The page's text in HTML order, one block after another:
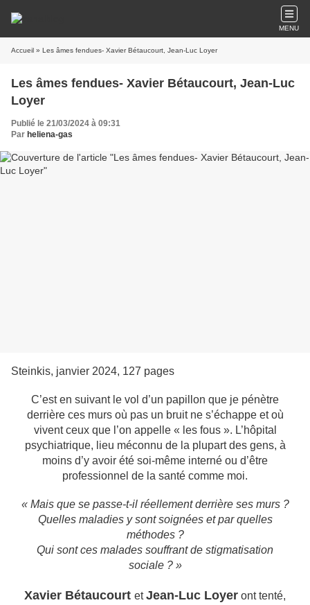
MENU
Accueil » Les âmes fendues- Xavier Bétaucourt, Jean-Luc Loyer
Les âmes fendues- Xavier Bétaucourt, Jean-Luc
Loyer
Publié le 21/03/2024 à 09:31
Par heliena-gas
Steinkis, janvier 2024, 127 pages
C’est en suivant le vol d’un papillon que je pénètre
derrière ces murs où pas un bruit ne s’échappe et où
vivent ceux que l’on appelle « les fous ». L’hôpital
psychiatrique, lieu méconnu de la plupart des gens, à
moins d’y avoir été soi-même interné ou d’être
professionnel de la santé comme moi.
« Mais que se passe-t-il réellement derrière ses murs ?
Quelles maladies y sont soignées et par quelles
méthodes ?
Qui sont ces malades souffrant de stigmatisation
sociale ? »
Xavier Bétaucourt etJean-Luc Loyer ont tenté,